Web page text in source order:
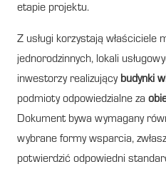
etapie projektu.
Z usługi korzystają właściciele
jednorodzinnych, lokali
inwestorzy realizujący budynki
podmioty odpowiedzialne za
Dokument bywa wymagany
wybrane formy wsparcia,
potwierdzić odpowiedni